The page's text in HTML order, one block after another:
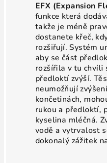
EFX (Expansion
funkce která
takže je méně
dostanete křeč,
rozšiřují. Systém
aby se část
rozšířila v tu chvíli
předloktí zvýší.
neumožňují
končetinách,
rukou a předloktí,
kyselina mléčná.
vodě a vytrvalost
dokonalý zážitek